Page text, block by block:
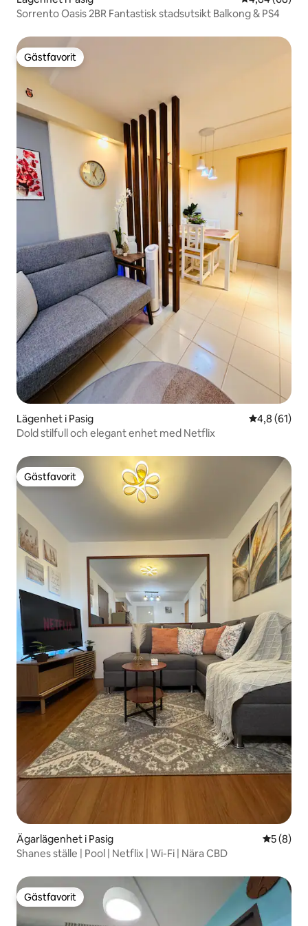
Sorrento Oasis 2BR Fantastisk stadsutsikt Balkong & PS4
Gästfavorit
Gästfavorit
Lägenhet i Pasig 4,8 av 5 i
4,8 (61)
Dold stilfull och elegant enhet med Netflix
Gästfavorit
Gästfavorit
Ägarlägenhet i Pasig 5 av 5 i
5 (8)
Shanes ställe | Pool | Netflix | Wi-Fi | Nära CBD
Gästfavorit
Gästfavorit